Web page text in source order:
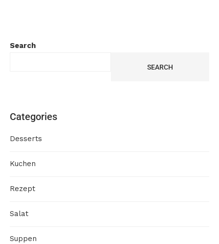
Search
SEARCH
Categories
Desserts
Kuchen
Rezept
Salat
Suppen